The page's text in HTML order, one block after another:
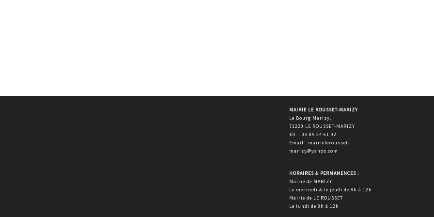
MAIRIE LE ROUSSET-MARIZY
Le Bourg Marizy,
71220 LE ROUSSET-MARIZY
Tél. : 03 85 24 61 92
Email : mairielerousset-
marizy@yahoo.com
HORAIRES & PERMANENCES :
Mairie de MARIZY
Le mercredi & le jeudi de 8h à 12h
Mairie de LE ROUSSET
Le lundi de 8h à 12h